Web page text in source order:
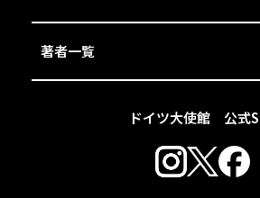
ドイツ大使館 公式
著者一覧